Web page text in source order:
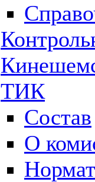
ТИК
Состав
О